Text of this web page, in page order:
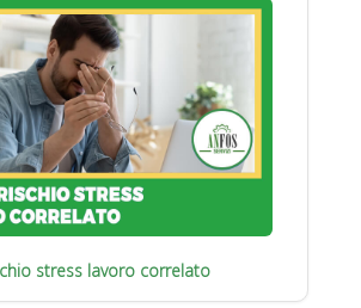
stress lavoro correlato